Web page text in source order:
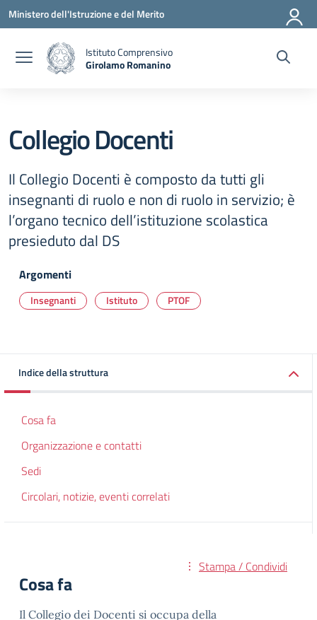
Vai ai contenuti
Vai al menu di navigazione
Vai al footer
Ministero dell'Istruzione e del Merito
Istituto Comprensivo
Girolamo Romanino
Collegio Docenti
Il Collegio Docenti è composto da tutti gli
insegnanti di ruolo e non di ruolo in servizio; è
l’organo tecnico dell’istituzione scolastica
presieduto dal DS
Argomenti
Insegnanti Istituto PTOF
Indice della struttura
Cosa fa
Organizzazione e contatti
Sedi
Circolari, notizie, eventi correlati
Stampa / Condividi
Cosa fa
Il Collegio dei Docenti si occupa della